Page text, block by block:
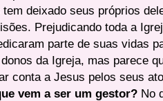
deixado seus próprios
Prejudicando toda a
parte de suas vidas
da Igreja, mas parece
conta a Jesus pelos seus
vem a ser um gestor? No